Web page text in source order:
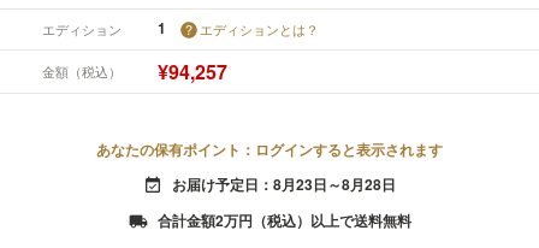
エディション 1 エディションとは？
金額（税込） ¥94,257
あなたの保有ポイント：ログインすると表示されます
event_available お届け予定日：8月23日～8月28日
local_shipping 合計金額2万円（税込）以上で送料無料